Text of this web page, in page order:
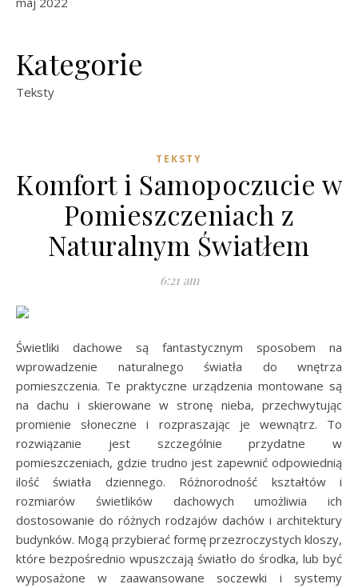
Kategorie
Teksty
TEKSTY
Komfort i Samopoczucie w
Pomieszczeniach z
Naturalnym Światłem
6:21 am
Świetliki dachowe są fantastycznym sposobem na
wprowadzenie naturalnego światła do wnętrza
pomieszczenia. Te praktyczne urządzenia montowane są
na dachu i skierowane w stronę nieba, przechwytując
promienie słoneczne i rozpraszając je wewnątrz. To
rozwiązanie jest szczególnie przydatne w
pomieszczeniach, gdzie trudno jest zapewnić odpowiednią
ilość światła dziennego. Różnorodność kształtów i
rozmiarów świetlików dachowych umożliwia ich
dostosowanie do różnych rodzajów dachów i architektury
budynków. Mogą przybierać formę przezroczystych kloszy,
które bezpośrednio wpuszczają światło do środka, lub być
wyposażone w zaawansowane soczewki i systemy